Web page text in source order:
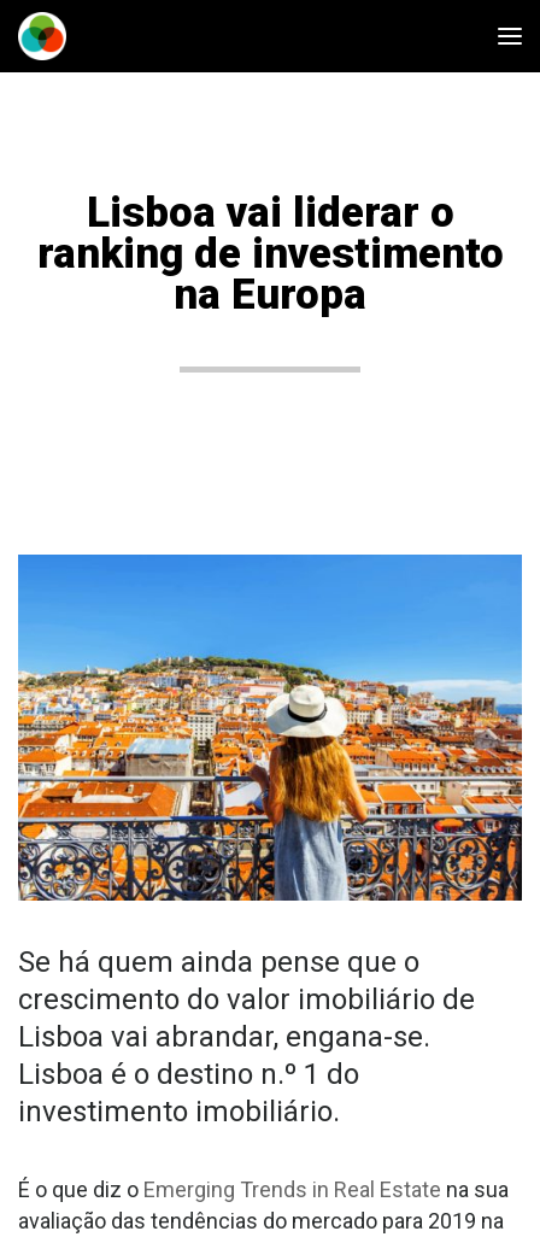
Lisboa vai liderar o
ranking de investimento
na Europa
Se há quem ainda pense que o
crescimento do valor imobiliário de
Lisboa vai abrandar, engana-se.
Lisboa é o destino n.º 1 do
investimento imobiliário.
É o que diz o Emerging Trends in Real Estate na sua
avaliação das tendências do mercado para 2019 na